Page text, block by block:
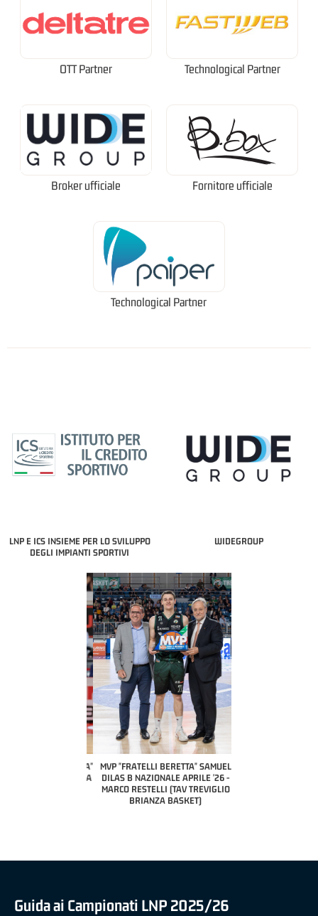
OTT Partner Technological Partner
Broker ufficiale Fornitore ufficiale
Technological Partner
LNP E ICS INSIEME PER LO SVILUPPO
DEGLI IMPIANTI SPORTIVI
WIDEGROUP
MVP "FRATELLI BERETTA" SAMUEL
DILAS B NAZIONALE APRILE '26 -
MARCO RESTELLI (TAV TREVIGLIO
BRIANZA BASKET)
Guida ai Campionati LNP 2025/26